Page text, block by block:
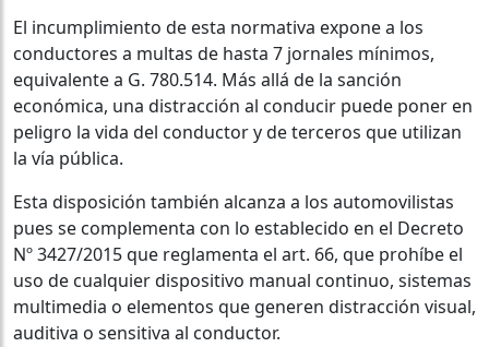
El incumplimiento de esta normativa expone a los
conductores a multas de hasta 7 jornales mínimos,
equivalente a G. 780.514. Más allá de la sanción
económica, una distracción al conducir puede poner en
peligro la vida del conductor y de terceros que utilizan
la vía pública.
Esta disposición también alcanza a los automovilistas
pues se complementa con lo establecido en el Decreto
Nº 3427/2015 que reglamenta el art. 66, que prohíbe el
uso de cualquier dispositivo manual continuo, sistemas
multimedia o elementos que generen distracción visual,
auditiva o sensitiva al conductor.